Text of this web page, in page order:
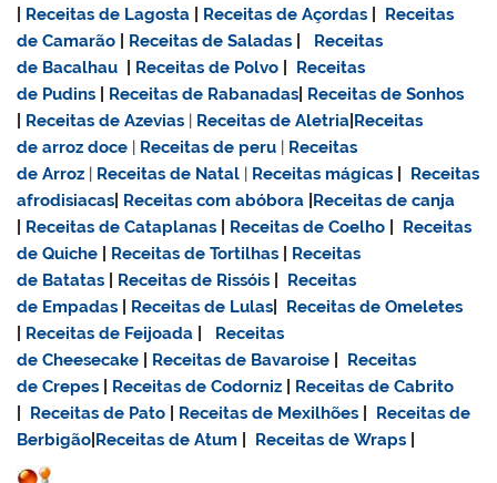
Receitas de Lagosta Receitas de Açordas
Receitas
de Camarão
Receitas de Saladas
Receitas
de Bacalhau
Receitas de Polvo
Receitas
de Pudins
Receitas de Rabanadas Receitas de Sonhos
Receitas de Azevias | Receitas de Aletria Receitas
dearroz doce | Receitas de peru | Receitas
de Arroz | Receitas de Natal | Receitas mágicas
Receitas
afrodisiacas Receitas com abóbora Receitas de canja
Receitas de Cataplanas Receitas de Coelho
Receitas
de Quiche
Receitas de Tortilhas
Receitas
de Batatas
Receitas de Rissóis
Receitas
de Empadas
Receitas de Lulas
Receitas de Omeletes
Receitas de Feijoada
Receitas
de Cheesecake
Receitas de Bavaroise
Receitas
de Crepes
Receitas de Codorniz
Receitas de Cabrito
Receitas de Pato Receitas de Mexilhões
Receitas de
Berbigão Receitas de Atum Receitas de Wraps